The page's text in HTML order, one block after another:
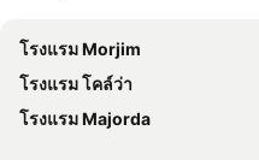
โรงแรม เกาะเต่า
โรงแรม ภาคตะวันออกเฉียงเหนือ
โรงแรม บาหลี
โรงแรม Morjim
โรงแรม โคล์ว่า
โรงแรม Majorda